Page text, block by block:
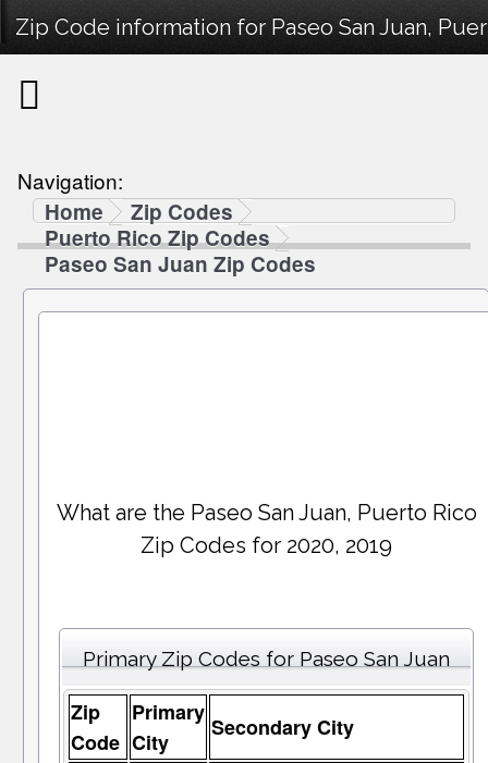
Zip Code information for Paseo San Juan,
Navigation:
Home
Zip Codes
Puerto Rico Zip Codes
Paseo San Juan Zip Codes
What are the Paseo San Juan, Puerto Rico
Zip Codes for 2020, 2019
Primary Zip Codes for Paseo San Juan
Zip
Code
Primary
City
Secondary City